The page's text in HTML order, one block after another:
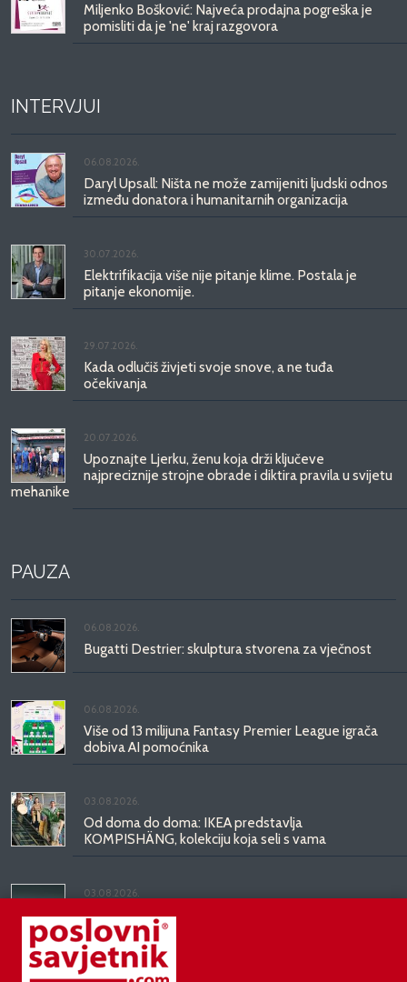
Miljenko Bošković: Najveća prodajna pogreška je
pomisliti da je 'ne' kraj razgovora
INTERVJUI
06.08.2026.
Daryl Upsall: Ništa ne može zamijeniti ljudski odnos
između donatora i humanitarnih organizacija
30.07.2026.
Elektrifikacija više nije pitanje klime. Postala je
pitanje ekonomije.
29.07.2026.
Kada odlučiš živjeti svoje snove, a ne tuđa
očekivanja
20.07.2026.
Upoznajte Ljerku, ženu koja drži ključeve
najpreciznije strojne obrade i diktira pravila u svijetu
mehanike
PAUZA
06.08.2026.
Bugatti Destrier: skulptura stvorena za vječnost
06.08.2026.
Više od 13 milijuna Fantasy Premier League igrača
dobiva AI pomoćnika
03.08.2026.
Od doma do doma: IKEA predstavlja
KOMPISHÄNG, kolekciju koja seli s vama
03.08.2026.
Kineski BYD predstavio luksuznu limuzinu veću od
Mercedesove S-klase, obećava domet do 1.000
kilometara